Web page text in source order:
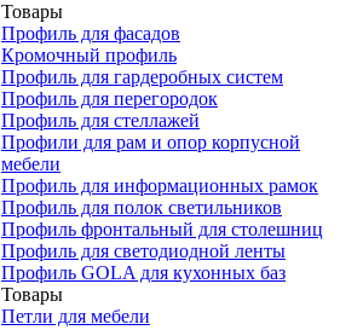
Товары
Профиль для фасадов
Кромочный профиль
Профиль для гардеробных систем
Профиль для перегородок
Профиль для стеллажей
Профили для рам и опор корпусной
мебели
Профиль для информационных рамок
Профиль для полок светильников
Профиль фронтальный для столешниц
Профиль для светодиодной ленты
Профиль GOLA для кухонных баз
Товары
Петли для мебели